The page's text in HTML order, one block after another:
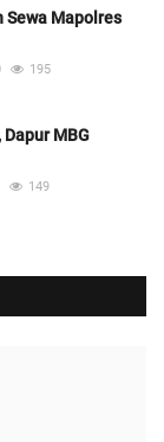
Sewa Mapolres
195
Dapur MBG
149